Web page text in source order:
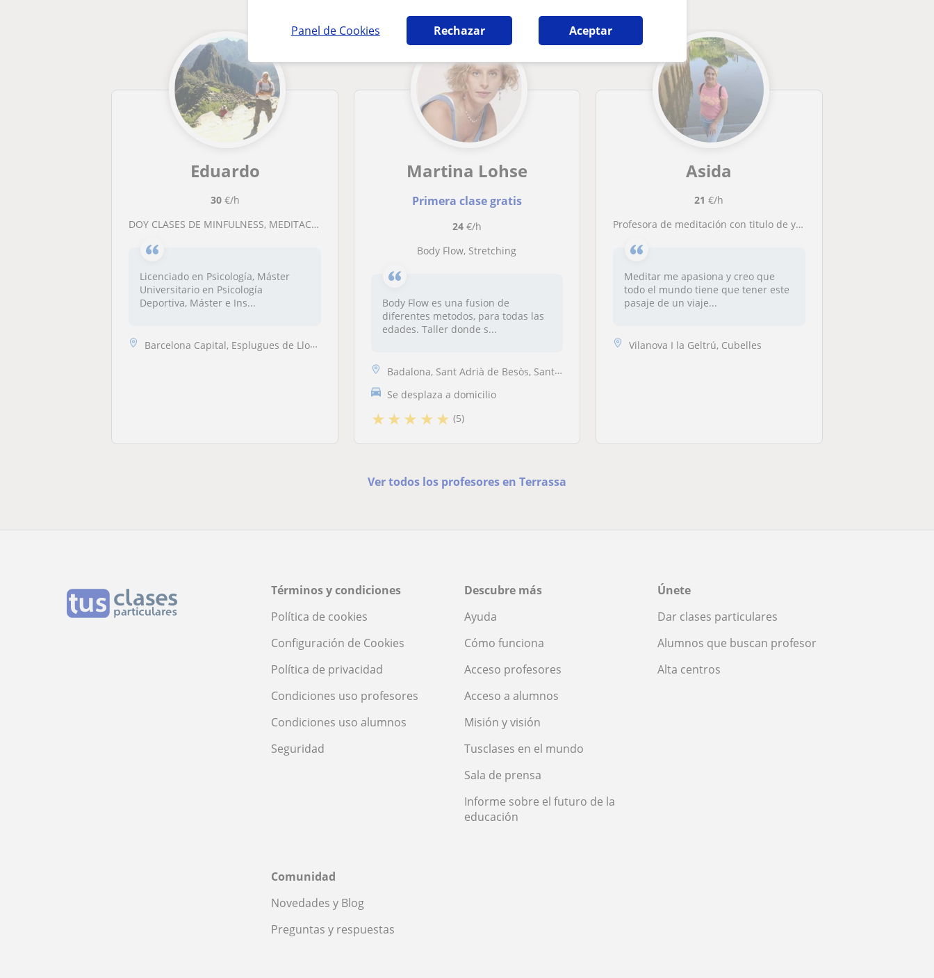
Panel de Cookies Rechazar Aceptar
Eduardo
30€/h
DOY CLASES DE MINFULNESS, MEDITACION Y MANEJO DEL ESTRES
Licenciado en Psicología, Máster
Universitario en Psicología
Deportiva, Máster e Ins...
Barcelona Capital, Esplugues de Llobregat, Hospitalet de Llobregat, Sa...
Martina Lohse
Primera clase gratis
24€/h
Body Flow, Stretching
Body Flow es una fusion de
diferentes metodos, para todas las
edades. Taller donde s...
Badalona, Sant Adrià de Besòs, Santa Coloma de Gramenet, Tiana
Se desplaza a domicilio
★★★ ★★ (5)
Asida
21 €/h
Profesora de meditación con titulo de yoga para todas las edades .
Meditar me apasiona y creo que
todo el mundo tiene que tener este
pasaje de un viaje...
Vilanova I la Geltrú, Cubelles
Ver todos los profesores en Terrassa
Términos y condiciones
Política de cookies
Configuración de Cookies
Política de privacidad
Condiciones uso profesores
Condiciones uso alumnos
Seguridad
Descubre más
Ayuda
Cómo funciona
Acceso profesores
Acceso a alumnos
Misión y visión
Tusclases en el mundo
Sala de prensa
Informe sobre el futuro de la
educación
Únete
Dar clases particulares
Alumnos que buscan profesor
Alta centros
Comunidad
Novedades y Blog
Preguntas y respuestas